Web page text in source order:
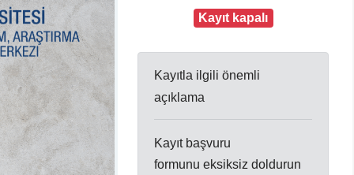
Kayıt kapalı
Kayıtla ilgili önemli
açıklama
Kayıt başvuru
formunu eksiksiz doldurun